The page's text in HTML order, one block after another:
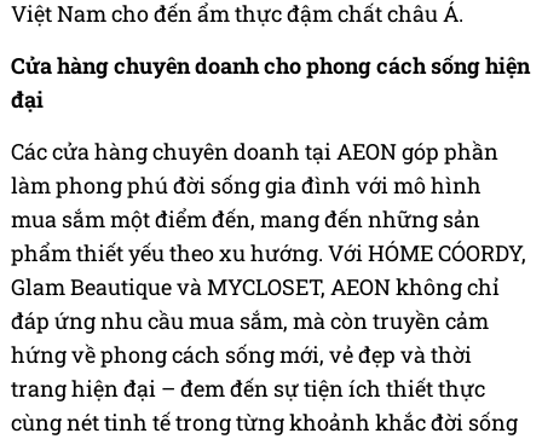
Việt Nam cho đến ẩm thực đậm chất châu Á.
Cửa hàng chuyên doanh cho phong cách sống hiện
đại
Các cửa hàng chuyên doanh tại AEON góp phần
làm phong phú đời sống gia đình với mô hình
mua sắm một điểm đến, mang đến những sản
phẩm thiết yếu theo xu hướng. Với HÓME CÓORDY,
Glam Beautique và MYCLOSET, AEON không chỉ
đáp ứng nhu cầu mua sắm, mà còn truyền cảm
hứng về phong cách sống mới, vẻ đẹp và thời
trang hiện đại – đem đến sự tiện ích thiết thực
cùng nét tinh tế trong từng khoảnh khắc đời sống